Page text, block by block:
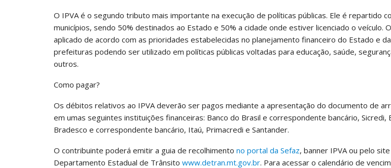
O IPVA é o segundo tributo mais importante na execução de políticas públicas. Ele é repartido
municípios, sendo 50% destinados ao Estado e 50% a cidade onde estiver licenciado o veículo.
aplicado de acordo com as prioridades estabelecidas no planejamento financeiro do Estado e
prefeituras podendo ser utilizado em políticas públicas voltadas para educação, saúde,
outros.
Como pagar?
Os débitos relativos ao IPVA deverão ser pagos mediante a apresentação do documento de
em umas seguintes instituições financeiras: Banco do Brasil e correspondente bancário, Sicredi,
Bradesco e correspondente bancário, Itaú, Primacredi e Santander.
O contribuinte poderá emitir a guia de recolhimento no portal da Sefaz, banner IPVA ou pelo
Departamento Estadual de Trânsito www.detran.mt.gov.br. Para acessar o calendário de